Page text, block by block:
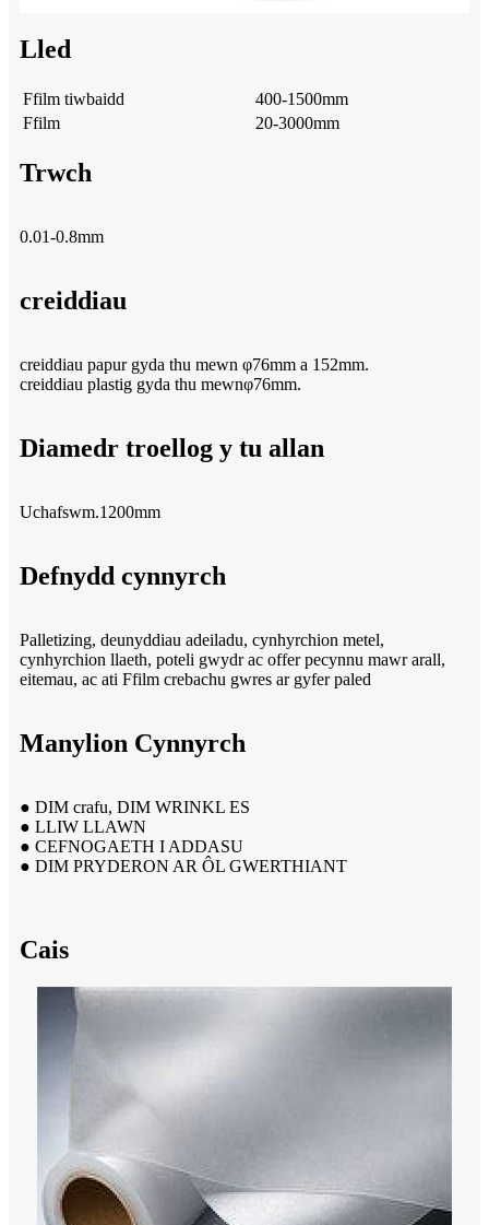
Lled
Ffilm tiwbaidd
400-1500mm
Ffilm
20-3000mm
Trwch
0.01-0.8mm
creiddiau
creiddiau papur gyda thu mewn φ76mm a 152mm.
creiddiau plastig gyda thu mewnφ76mm.
Diamedr troellog y tu allan
Uchafswm.1200mm
Defnydd cynnyrch
Palletizing, deunyddiau adeiladu, cynhyrchion metel,
cynhyrchion llaeth, poteli gwydr ac offer pecynnu mawr arall,
eitemau, ac ati Ffilm crebachu gwres ar gyfer paled
Manylion Cynnyrch
● DIM crafu, DIM WRINKL ES
● LLIW LLAWN
● CEFNOGAETH I ADDASU
● DIM PRYDERON AR ÔL GWERTHIANT
Cais